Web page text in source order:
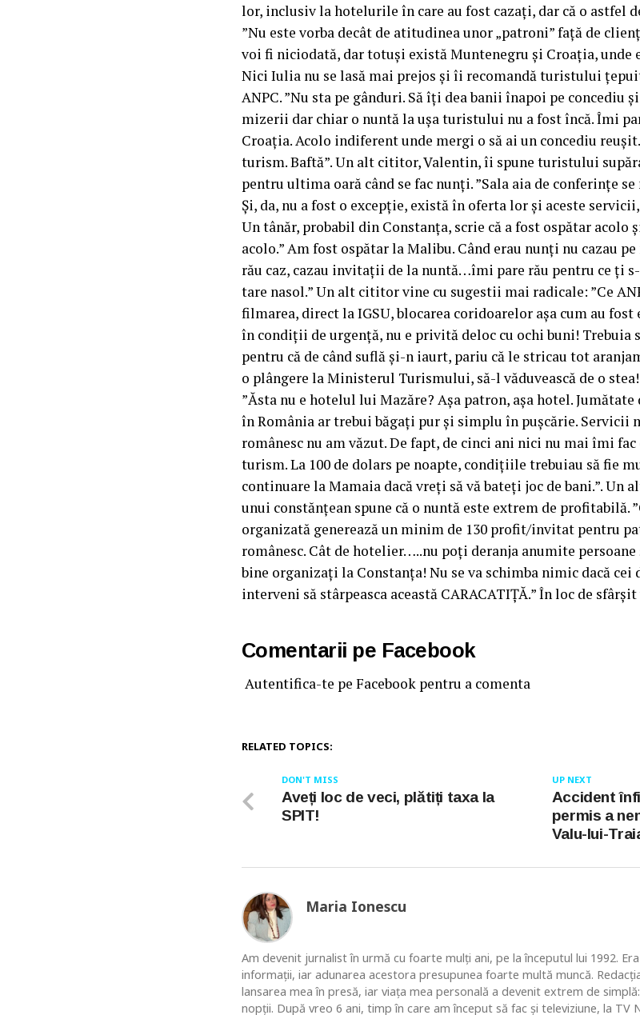
lor, inclusiv la hotelurile în care au fost cazați, dar că o astfel
”Nu este vorba decât de atitudinea unor „patroni” față de
voi fi niciodată, dar totuși există Muntenegru și Croația, unde
Nici Iulia nu se lasă mai prejos și îi recomandă turistului
ANPC. ”Nu sta pe gânduri. Să îți dea banii înapoi pe concediu
mizerii dar chiar o nuntă la ușa turistului nu a fost încă. Îmi
Croația. Acolo indiferent unde mergi o să ai un concediu
turism. Baftă”. Un alt cititor, Valentin, îi spune turistului
pentru ultima oară când se fac nunți. ”Sala aia de conferințe
Și, da, nu a fost o excepție, există în oferta lor și aceste
Un tânăr, probabil din Constanța, scrie că a fost ospătar acolo
acolo.” Am fost ospătar la Malibu. Când erau nunți nu cazau
rău caz, cazau invitații de la nuntă…îmi pare rău pentru ce ți
tare nasol.” Un alt cititor vine cu sugestii mai radicale: ”Ce
filmarea, direct la IGSU, blocarea coridoarelor așa cum au fost
în condiții de urgență, nu e privită deloc cu ochi buni! Trebuia
pentru că de când suflă și-n iaurt, pariu că le stricau tot
o plângere la Ministerul Turismului, să-l văduvească de o
”Ăsta nu e hotelul lui Mazăre? Așa patron, așa hotel.
în România ar trebui băgați pur și simplu în pușcărie. Servicii
românesc nu am văzut. De fapt, de cinci ani nici nu mai îmi
turism. La 100 de dolars pe noapte, condițiile trebuiau să fie
continuare la Mamaia dacă vreți să vă bateți joc de bani.”. Un
unui constănțean spune că o nuntă este extrem de profitabilă.
organizată generează un minim de 130 profit/invitat pentru
românesc. Cât de hotelier…..nu poți deranja anumite
bine organizați la Constanța! Nu se va schimba nimic dacă cei
interveni să stârpeasca această CARACATIȚĂ.” În loc de
Comentarii pe Facebook
Autentifica-te pe Facebook pentru a comenta
RELATED TOPICS:
UP NEXT
Accident
permis a
Valu-lui-
DON'T MISS
Aveți loc de veci, plătiți taxa la
SPIT!
Maria Ionescu
Am devenit jurnalist în urmă cu foarte mulţi ani, pe la începutul lui 1992.
informaţii, iar adunarea acestora presupunea foarte multă muncă.
lansarea mea în presă, iar viaţa mea personală a devenit extrem de
nopţii. După vreo 6 ani, timp în care am început să fac şi televiziune, la TV